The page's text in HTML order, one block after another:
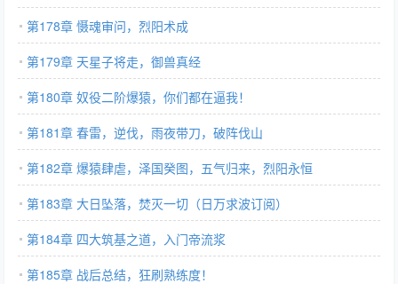
第178章 慑魂审问，烈阳术成
第179章 天星子将走，御兽真经
第180章 奴役二阶爆猿，你们都在逼我！
第181章 春雷，逆伐，雨夜带刀，破阵伐山
第182章 爆猿肆虐，泽国癸图，五气归来，烈阳永恒
第183章 大日坠落，焚灭一切（日万求波订阅）
第184章 四大筑基之道，入门帝流浆
第185章 战后总结，狂刷熟练度！